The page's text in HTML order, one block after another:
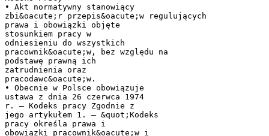
• Akt normatywny stanowiący
zbi&oacute;r przepis&oacute;w regulujących
prawa i obowiązki objęte
stosunkiem pracy w
odniesieniu do wszystkich
pracownik&oacute;w, bez względu na
podstawę prawną ich
zatrudnienia oraz
pracodawc&oacute;w.
• Obecnie w Polsce obowiązuje
ustawa z dnia 26 czerwca 1974
r. – Kodeks pracy Zgodnie z
jego artykułem 1. – &quot;Kodeks
pracy określa prawa i
obowiązki pracownik&oacute;w i